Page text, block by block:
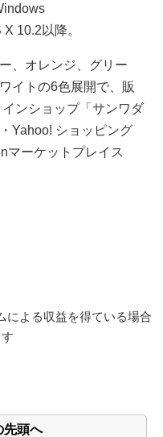
10.2以降。
、オレンジ、グリー
イトの6色展開で、販
ンショップ「サンワダ
Yahoo! ショッピング
マーケットプレイス
による収益を得ている場合
先頭へ